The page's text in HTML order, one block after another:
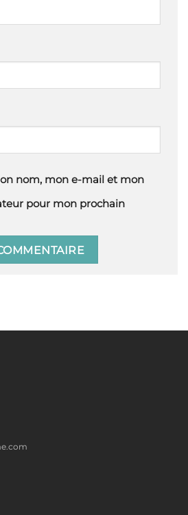
nom, mon e-mail et mon
pour mon prochain